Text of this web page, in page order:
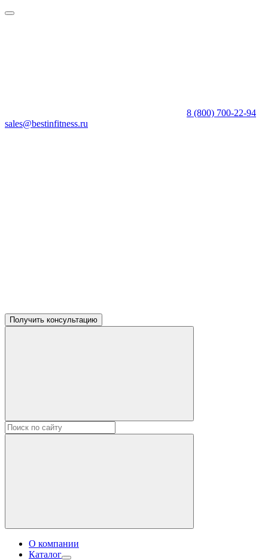
8 (800) 700-22-94
sales@bestinfitness.ru
Получить консультацию
О компании
Каталог